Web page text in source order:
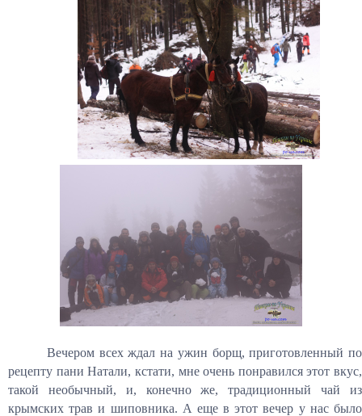
Вечером всех ждал на ужин борщ, приготовленный по
рецепту пани Натали, кстати, мне очень понравился этот вкус,
такой необычный, и, конечно же, традиционный чай из
крымских трав и шиповника. А еще в этот вечер у нас было